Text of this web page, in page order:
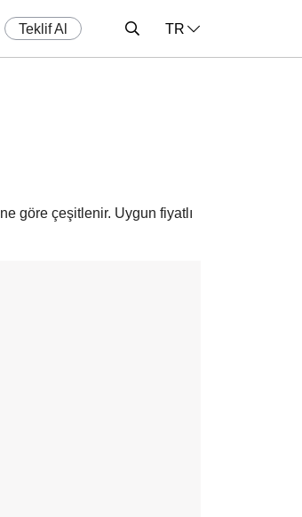
TR
Teklif Al
göre çeşitlenir. Uygun fiyatlı